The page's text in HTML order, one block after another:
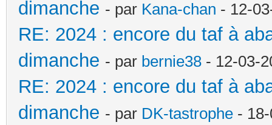
dimanche - par Kana-chan - 12-
RE: 2024 : encore du taf à
dimanche - par bernie38 - 12-03-
RE: 2024 : encore du taf à
dimanche - par DK-tastrophe -